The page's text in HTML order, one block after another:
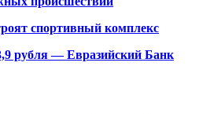
спортивный комплекс
рубля — Евразийский Банк